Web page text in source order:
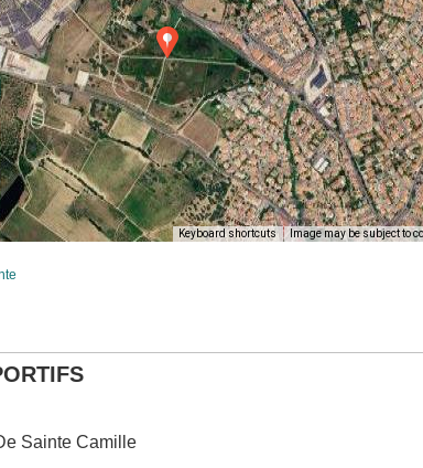
Keyboard shortcuts Image may be subject to
Sainte Camille